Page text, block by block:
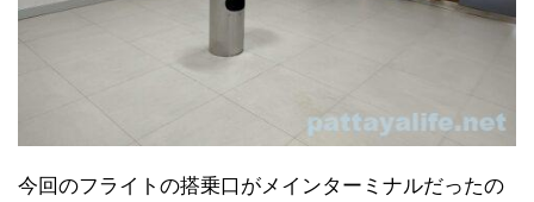
今回のフライトの搭乗口がメインターミナルだったの